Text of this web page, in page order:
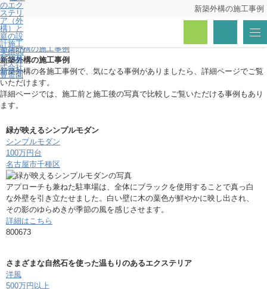
新築外構の施工事例
トップページ
生活提案例（施工事例）
新築外構の施工事例
新築外構の施工事例
新築外構の各施工事例で、気になる事例がありましたら、詳細ページでご覧
いただけます。
詳細ページでは、施工前と施工後の写真で比較しご覧いただける事例もあり
ます。
緑が映えるシンプルモダン
シンプルモダン
100万円台
名古屋市千種区
アプローチも兼ねた駐車場は、全体にブラックを使用することで真っ白
な外壁を引き立たせました。白い壁に木の葉色が鮮やかに映し出され、
その影のゆらめきが季節の風を感じさせます。
詳細はこちら
800673
さまざまな自然石を使った温もりのあるエクステリア
洋風
500万円以上